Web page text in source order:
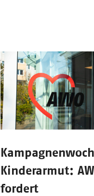
Kinderarmut:
fordert